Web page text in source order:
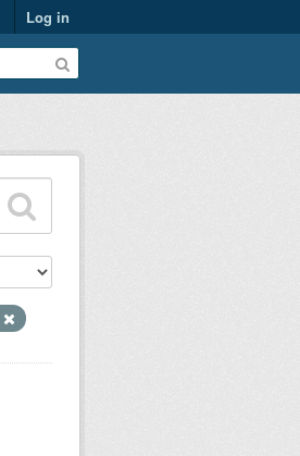
Log in